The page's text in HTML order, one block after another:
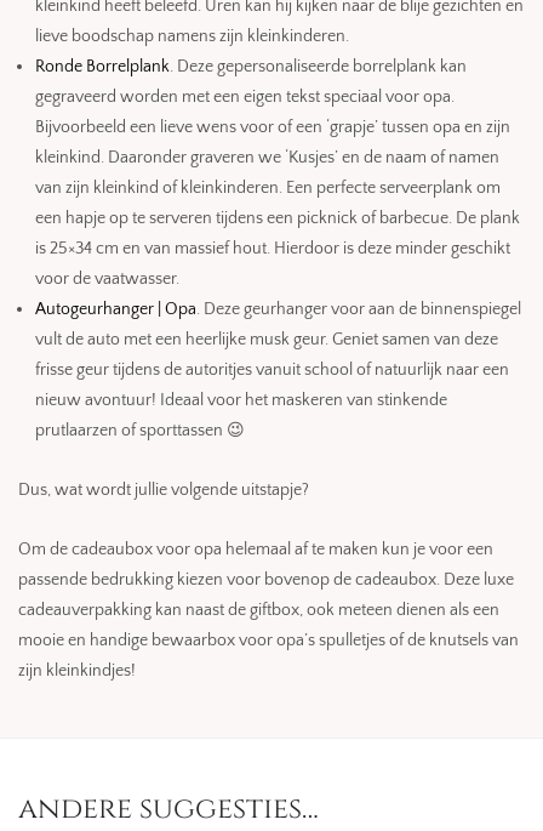
kleinkind heeft beleefd. Uren kan hij kijken naar de blije gezichten en
lieve boodschap namens zijn kleinkinderen.
Ronde Borrelplank. Deze gepersonaliseerde borrelplank kan
gegraveerd worden met een eigen tekst speciaal voor opa.
Bijvoorbeeld een lieve wens voor of een ‘grapje’ tussen opa en zijn
kleinkind. Daaronder graveren we ‘Kusjes’ en de naam of namen
van zijn kleinkind of kleinkinderen. Een perfecte serveerplank om
een hapje op te serveren tijdens een picknick of barbecue. De plank
is 25×34 cm en van massief hout. Hierdoor is deze minder geschikt
voor de vaatwasser.
Autogeurhanger | Opa. Deze geurhanger voor aan de binnenspiegel
vult de auto met een heerlijke musk geur. Geniet samen van deze
frisse geur tijdens de autoritjes vanuit school of natuurlijk naar een
nieuw avontuur! Ideaal voor het maskeren van stinkende
prutlaarzen of sporttassen 😉
Dus, wat wordt jullie volgende uitstapje?
Om de cadeaubox voor opa helemaal af te maken kun je voor een
passende bedrukking kiezen voor bovenop de cadeaubox. Deze luxe
cadeauverpakking kan naast de giftbox, ook meteen dienen als een
mooie en handige bewaarbox voor opa’s spulletjes of de knutsels van
zijn kleinkindjes!
andere suggesties…